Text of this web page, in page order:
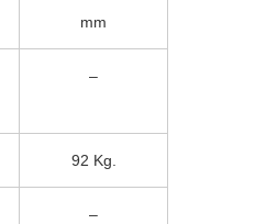
mm
–
92 Kg.
–